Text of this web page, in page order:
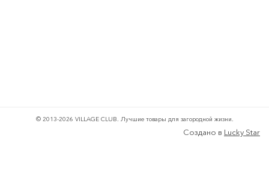
© 2013-2026 VILLAGE CLUB. Лучшие товары для загородной жизни.
Создано в Lucky Star